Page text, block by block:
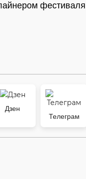
фестиваля
Дзен
Телеграм